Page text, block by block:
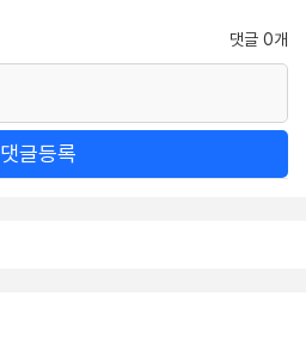
댓글 0개
댓글등록